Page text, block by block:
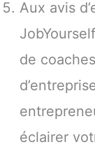
Aux avis
de
éclairer